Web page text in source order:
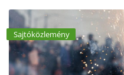
Sajtóközlemény